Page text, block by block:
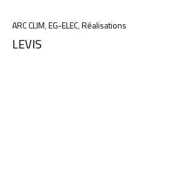
ARC CLIM,EG-ELEC,Réalisations
LEVIS